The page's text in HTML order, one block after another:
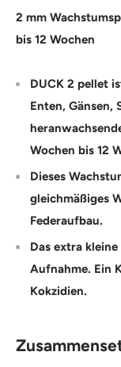
2 mm
bis 12 Wochen
DUCK 2 pellet
Enten, Gänsen,
Wochen bis 12
Dieses
gleichmäßiges
Federaufbau.
Das extra
Aufnahme. Ein
Kokzidien.